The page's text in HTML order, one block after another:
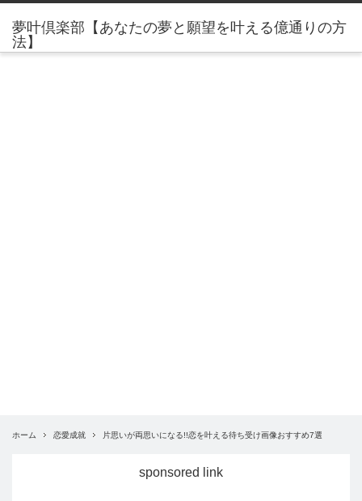
ホーム 恋愛成就 片思いが両思いになる!!恋を叶える待ち受け画像おすすめ7選
sponsored link